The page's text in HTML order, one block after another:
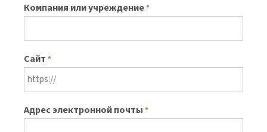
Компания или учреждение*
Сайт *
Адрес электронной почты *